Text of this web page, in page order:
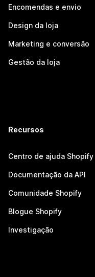
Encomendas e envio
Design da loja
Marketing e conversão
Gestão da loja
Recursos
Centro de ajuda Shopify
Documentação da API
Comunidade Shopify
Blogue Shopify
Investigação